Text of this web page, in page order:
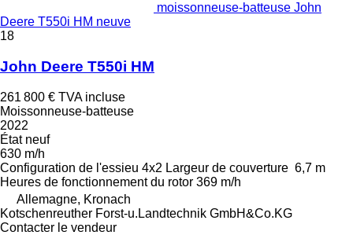
moissonneuse-batteuse John
Deere T550i HM neuve
18
John Deere T550i HM
261 800 € TVA incluse
Moissonneuse-batteuse
2022
Étatneuf
630 m/h
Configuration de l'essieu 4x2 Largeur de couverture 6,7 m
Heures de fonctionnement du rotor 369 m/h
Allemagne, Kronach
Kotschenreuther Forst-u.Landtechnik GmbH&Co.KG
Contacter le vendeur